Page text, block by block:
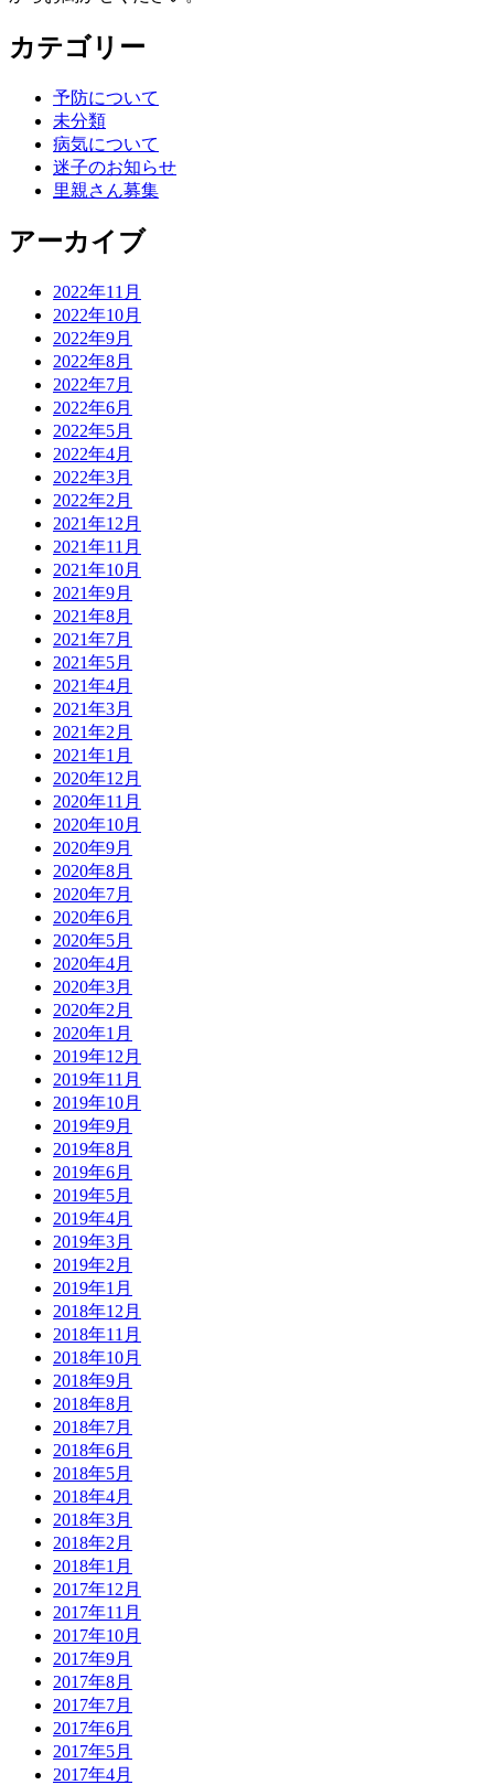
カテゴリー
予防について
未分類
病気について
迷子のお知らせ
里親さん募集
アーカイブ
2022年11月
2022年10月
2022年9月
2022年8月
2022年7月
2022年6月
2022年5月
2022年4月
2022年3月
2022年2月
2021年12月
2021年11月
2021年10月
2021年9月
2021年8月
2021年7月
2021年5月
2021年4月
2021年3月
2021年2月
2021年1月
2020年12月
2020年11月
2020年10月
2020年9月
2020年8月
2020年7月
2020年6月
2020年5月
2020年4月
2020年3月
2020年2月
2020年1月
2019年12月
2019年11月
2019年10月
2019年9月
2019年8月
2019年6月
2019年5月
2019年4月
2019年3月
2019年2月
2019年1月
2018年12月
2018年11月
2018年10月
2018年9月
2018年8月
2018年7月
2018年6月
2018年5月
2018年4月
2018年3月
2018年2月
2018年1月
2017年12月
2017年11月
2017年10月
2017年9月
2017年8月
2017年7月
2017年6月
2017年5月
2017年4月